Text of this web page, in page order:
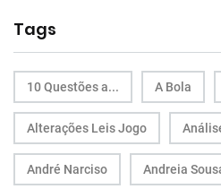
Tags
10 Questões a... A Bola
Alterações Leis Jogo
André Narciso Andreia